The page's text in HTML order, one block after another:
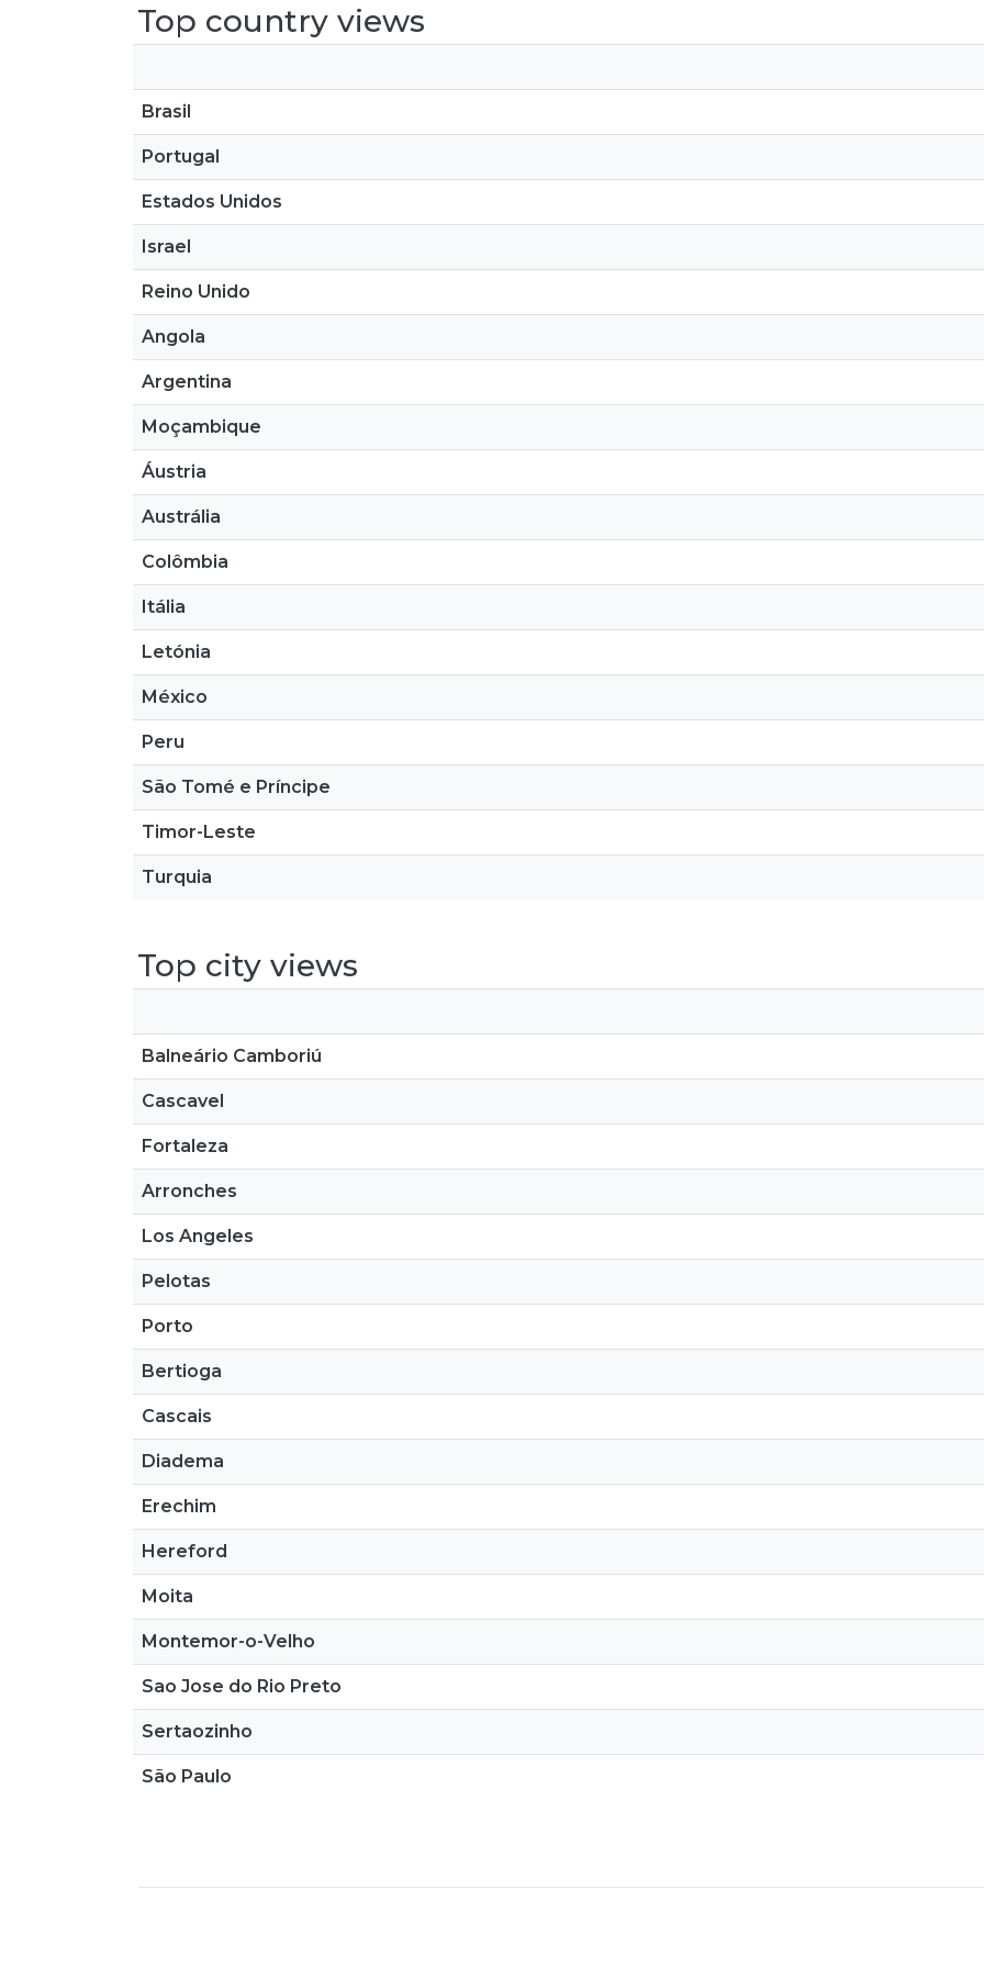
Top country views
Brasil
Portugal
Estados Unidos
Israel
Reino Unido
Angola
Argentina
Moçambique
Áustria
Austrália
Colômbia
Itália
Letónia
México
Peru
São Tomé e Príncipe
Timor-Leste
Turquia
Top city views
Balneário Camboriú
Cascavel
Fortaleza
Arronches
Los Angeles
Pelotas
Porto
Bertioga
Cascais
Diadema
Erechim
Hereford
Moita
Montemor-o-Velho
Sao Jose do Rio Preto
Sertaozinho
São Paulo